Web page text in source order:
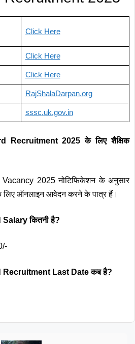
Click Here
Click Here
Click Here
RajShalaDarpan.org
sssc.uk.gov.in
Recruitment 2025 के लिए शैक्षिक
2025 नोटिफिकेशन के अनुसार
के लिए ऑनलाइन आवेदन करने के पात्र हैं।
कितनी है?
Recruitment Last Date कब है?